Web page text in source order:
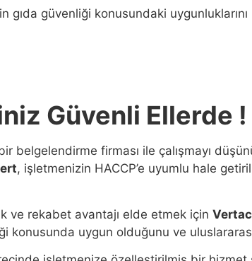
gıda güvenliği konusundaki
Güvenli Ellerde !
belgelendirme firması ile çalışmayı
, işletmenizin HACCP’e uyumlu hale
ve rekabet avantajı elde etmek için
konusunda uygun olduğunu ve